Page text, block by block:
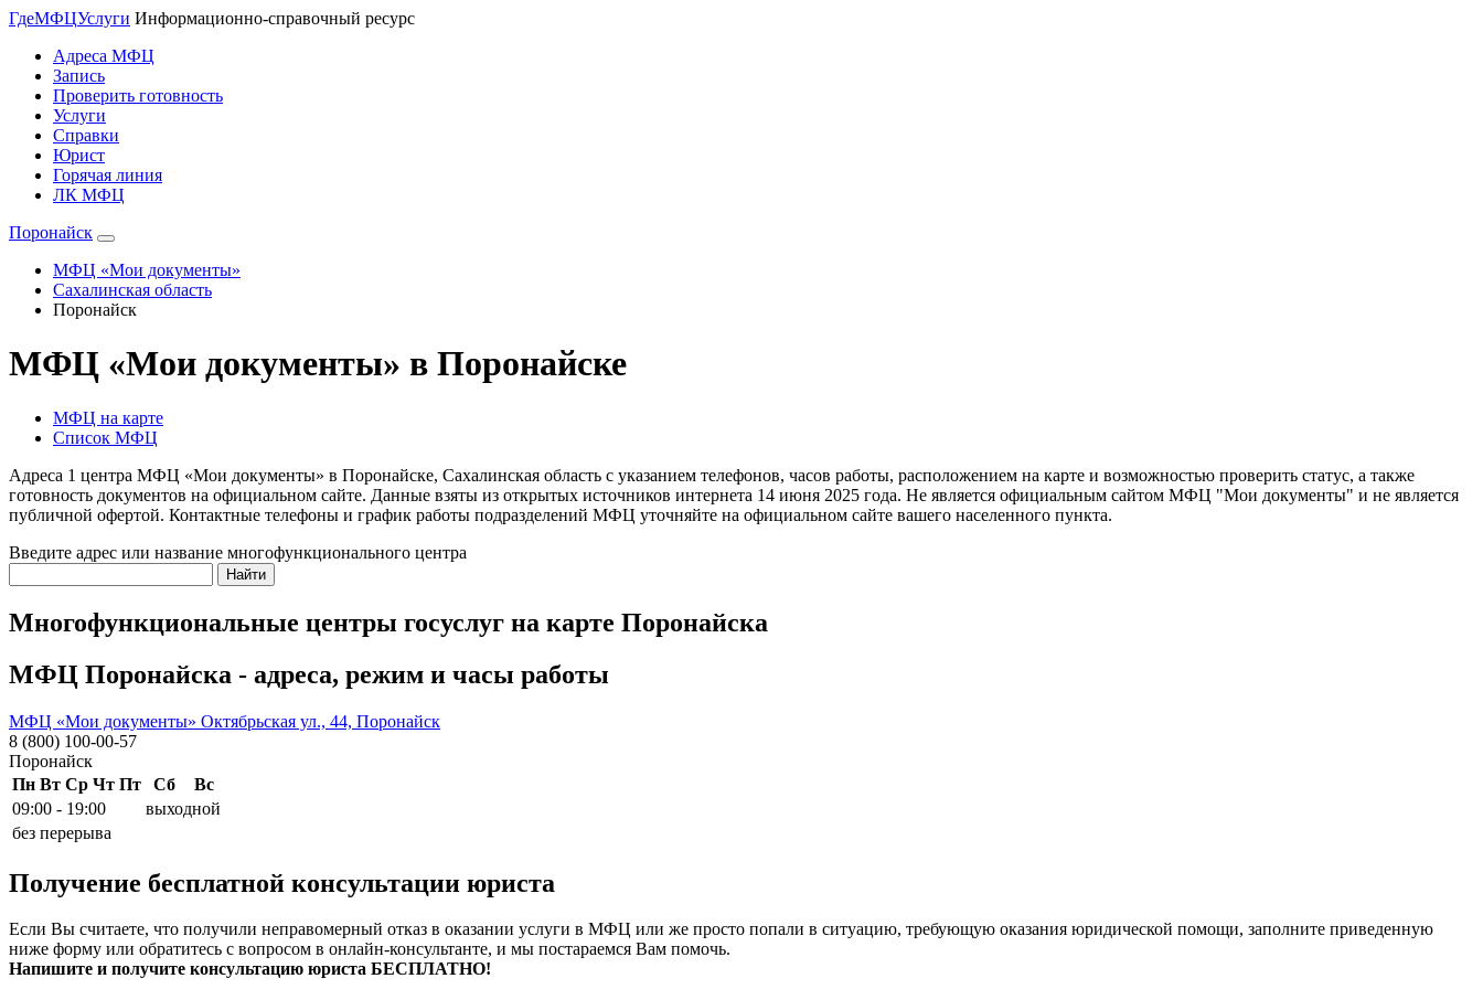
ГдеМФЦУслуги Информационно-справочный ресурс
Адреса МФЦ
Запись
Проверить готовность
Услуги
Справки
Юрист
Горячая линия
ЛК МФЦ
Поронайск
МФЦ «Мои документы»
Сахалинская область
Поронайск
МФЦ «Мои документы» в Поронайске
МФЦ на карте
Список МФЦ
Адреса 1 центра МФЦ «Мои документы» в Поронайске, Сахалинская область c указанием телефонов, часов работы, расположением на карте и возможностью проверить статус, а также
готовность документов на официальном сайте. Данные взяты из открытых источников интернета 14 июня 2025 года. Не является официальным сайтом МФЦ "Мои документы" и не является
публичной офертой. Контактные телефоны и график работы подразделений МФЦ уточняйте на официальном сайте вашего населенного пункта.
Введите адрес или название многофункционального центра
Найти
Многофункциональные центры госуслуг на карте Поронайска
МФЦ Поронайска - адреса, режим и часы работы
МФЦ «Мои документы» Октябрьская ул., 44, Поронайск
8 (800) 100-00-57
Поронайск
Пн Вт Ср Чт Пт Сб
Вс
09:00 - 19:00
выходной
без перерыва
Получение бесплатной консультации юриста
Если Вы считаете, что получили неправомерный отказ в оказании услуги в МФЦ или же просто попали в ситуацию, требующую оказания юридической помощи, заполните приведенную
ниже форму или обратитесь с вопросом в онлайн-консультанте, и мы постараемся Вам помочь.
Напишите и получите консультацию юриста БЕСПЛАТНО!